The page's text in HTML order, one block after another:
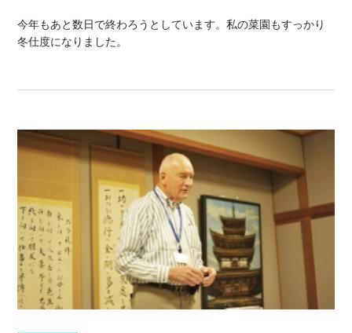
今年もあと数日で終わろうとしています。私の菜園もすっかり
冬仕度になりました。